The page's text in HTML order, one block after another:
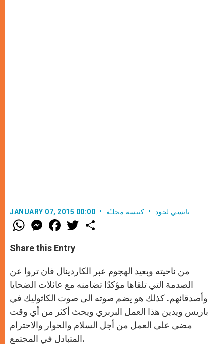
JANUARY 07, 2015 00:00 نانسي لحود كنيسة محليّة
W
h
t
s
p
M
e
s
e
g
e
r
F
a
e
b
o
k
w
r
Share this Entry
من ناحيته وبعيد الهجوم عبر الكاردينال فان تروا عن
الصدمة التي تلقاها مؤكدًا تضامنه مع عائلات الضحايا
وأصدقائهم. كذلك هو يضم صوته الى صوت الكاثوليك في
باريس ويدين هذا العمل البربري ويحث أكثر من أي وقت
مضى على العمل من أجل السلام والحوار والاحترام
المتبادل في المجتمع.